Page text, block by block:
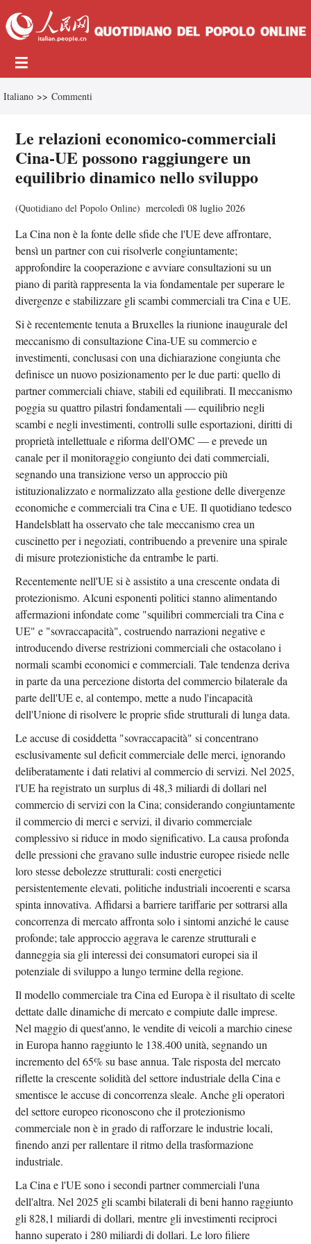
Italiano >> Commenti
Le relazioni economico-commerciali
Cina-UE possono raggiungere un
equilibrio dinamico nello sviluppo
(Quotidiano del Popolo Online) mercoledì 08 luglio 2026
La Cina non è la fonte delle sfide che l'UE deve affrontare,
bensì un partner con cui risolverle congiuntamente;
approfondire la cooperazione e avviare consultazioni su un
piano di parità rappresenta la via fondamentale per superare le
divergenze e stabilizzare gli scambi commerciali tra Cina e UE.
Si è recentemente tenuta a Bruxelles la riunione inaugurale del
meccanismo di consultazione Cina-UE su commercio e
investimenti, conclusasi con una dichiarazione congiunta che
definisce un nuovo posizionamento per le due parti: quello di
partner commerciali chiave, stabili ed equilibrati. Il meccanismo
poggia su quattro pilastri fondamentali — equilibrio negli
scambi e negli investimenti, controlli sulle esportazioni, diritti di
proprietà intellettuale e riforma dell'OMC — e prevede un
canale per il monitoraggio congiunto dei dati commerciali,
segnando una transizione verso un approccio più
istituzionalizzato e normalizzato alla gestione delle divergenze
economiche e commerciali tra Cina e UE. Il quotidiano tedesco
Handelsblatt ha osservato che tale meccanismo crea un
cuscinetto per i negoziati, contribuendo a prevenire una spirale
di misure protezionistiche da entrambe le parti.
Recentemente nell'UE si è assistito a una crescente ondata di
protezionismo. Alcuni esponenti politici stanno alimentando
affermazioni infondate come "squilibri commerciali tra Cina e
UE" e "sovraccapacità", costruendo narrazioni negative e
introducendo diverse restrizioni commerciali che ostacolano i
normali scambi economici e commerciali. Tale tendenza deriva
in parte da una percezione distorta del commercio bilaterale da
parte dell'UE e, al contempo, mette a nudo l'incapacità
dell'Unione di risolvere le proprie sfide strutturali di lunga data.
Le accuse di cosiddetta "sovraccapacità" si concentrano
esclusivamente sul deficit commerciale delle merci, ignorando
deliberatamente i dati relativi al commercio di servizi. Nel 2025,
l'UE ha registrato un surplus di 48,3 miliardi di dollari nel
commercio di servizi con la Cina; considerando congiuntamente
il commercio di merci e servizi, il divario commerciale
complessivo si riduce in modo significativo. La causa profonda
delle pressioni che gravano sulle industrie europee risiede nelle
loro stesse debolezze strutturali: costi energetici
persistentemente elevati, politiche industriali incoerenti e scarsa
spinta innovativa. Affidarsi a barriere tariffarie per sottrarsi alla
concorrenza di mercato affronta solo i sintomi anziché le cause
profonde; tale approccio aggrava le carenze strutturali e
danneggia sia gli interessi dei consumatori europei sia il
potenziale di sviluppo a lungo termine della regione.
Il modello commerciale tra Cina ed Europa è il risultato di scelte
dettate dalle dinamiche di mercato e compiute dalle imprese.
Nel maggio di quest'anno, le vendite di veicoli a marchio cinese
in Europa hanno raggiunto le 138.400 unità, segnando un
incremento del 65% su base annua. Tale risposta del mercato
riflette la crescente solidità del settore industriale della Cina e
smentisce le accuse di concorrenza sleale. Anche gli operatori
del settore europeo riconoscono che il protezionismo
commerciale non è in grado di rafforzare le industrie locali,
finendo anzi per rallentare il ritmo della trasformazione
industriale.
La Cina e l'UE sono i secondi partner commerciali l'una
dell'altra. Nel 2025 gli scambi bilaterali di beni hanno raggiunto
gli 828,1 miliardi di dollari, mentre gli investimenti reciproci
hanno superato i 280 miliardi di dollari. Le loro filiere